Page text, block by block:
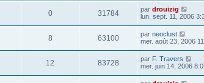
0 31784 par drouizig
lun. sept. 11, 2006
8 63100 par neoclust
mer. août 23, 2006
12 83728 par F. Travers
mer. juin 14, 2006